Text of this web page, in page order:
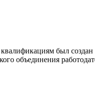
был
объединения